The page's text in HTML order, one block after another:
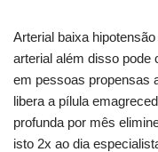
Arterial baixa
arterial além disso pode
em pessoas propensas
libera a pílula
profunda por mês
isto 2x ao dia